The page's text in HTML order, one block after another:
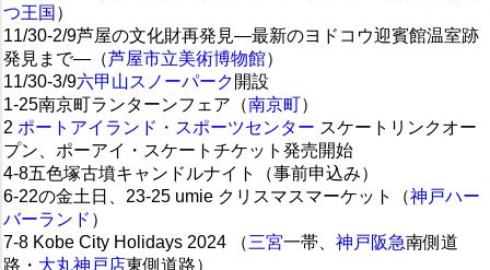
つ王国 ）
11/30-2/9芦屋の文化財再発見―最新のヨドコウ迎賓館温室跡
発見まで―（芦屋市立美術博物館）
11/30-3/9六甲山スノーパーク 開設
1-25南京町ランターンフェア（南京町）
2 ポートアイランド・スポーツセンター スケートリンクオー
プン、ポーアイ・スケートチケット発売開始
4-8五色塚古墳キャンドルナイト（事前申込み）
6-22の金土日、23-25 umie クリスマスマーケット（神戸ハー
バーランド ）
7-8 Kobe City Holidays 2024 （三宮一帯、 神戸阪急南側道
路・ 大丸神戸店東側道路）